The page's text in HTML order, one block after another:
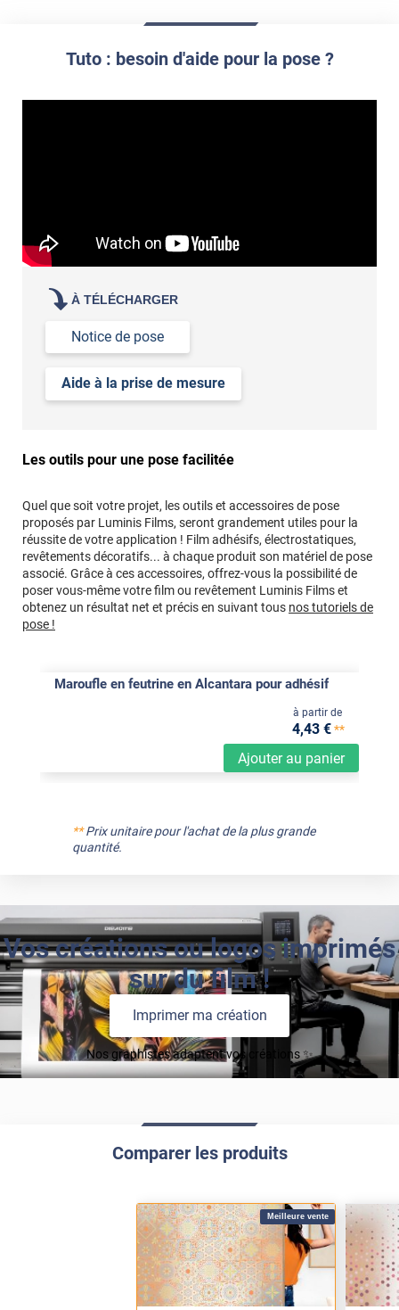
demander un devis de pose
Tuto : besoin d'aide pour la pose ?
À TÉLÉCHARGER
Notice de pose
Aide à la prise de mesure
Les outils pour une pose facilitée
Quel que soit votre projet, les outils et accessoires de pose
proposés par Luminis Films, seront grandement utiles pour la
réussite de votre application ! Film adhésifs, électrostatiques,
revêtements décoratifs... à chaque produit son matériel de pose
associé. Grâce à ces accessoires, offrez-vous la possibilité de
poser vous-même votre film ou revêtement Luminis Films et
obtenez un résultat net et précis en suivant tous nos tutoriels de
pose !
Maroufle en feutrine en Alcantara pour adhésif
Ajouter au panier
à partir de
4,43 €**
**Prix unitaire pour l'achat de la plus grande
quantité.
Vos créations ou logos imprimés
sur du film !
Imprimer ma création
Nos graphistes adaptent vos créations ✨
Comparer les produits
Meilleure vente